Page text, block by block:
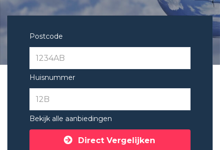
Postcode
Huisnummer
Bekijk alle aanbiedingen
Direct Vergelijken